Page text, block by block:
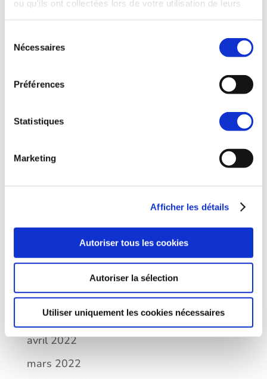
ou qu'ils ont collectées lors de votre utilisation de leurs
Nécessaires
Préférences
Statistiques
Marketing
Afficher les détails
Autoriser tous les cookies
Autoriser la sélection
Utiliser uniquement les cookies nécessaires
9 octobre 2025
octobre 2025
avril 2024
juillet 2023
janvier 2023
octobre 2022
avril 2022
mars 2022